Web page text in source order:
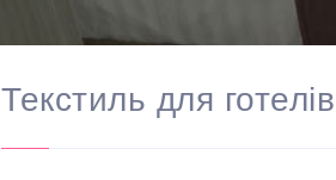
Текстиль для